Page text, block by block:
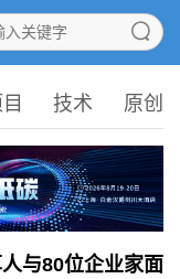
技术 原创
与80位企业家面